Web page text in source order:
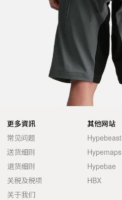
更多資訊
常见问题
送货细则
退货细则
关税及税项
关于我们
其他网站
Hypebeast
Hypemaps
Hypebae
HBX